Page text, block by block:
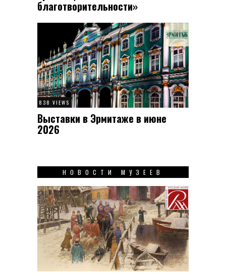
благотворительности»
838 VIEWS
Выставки в Эрмитаже в июне
2026
НОВОСТИ МУЗЕЕВ